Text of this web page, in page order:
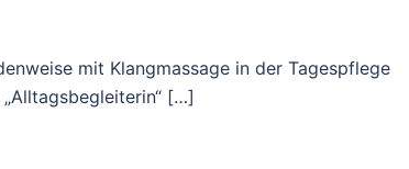
mit Klangmassage in der Tagespflege
[…]